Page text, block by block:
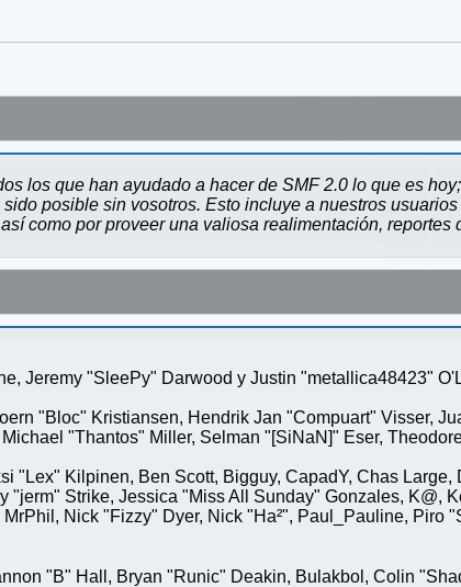
los que han ayudado a hacer de SMF 2.0 lo que es
posible sin vosotros. Esto incluye a nuestros
como por proveer una valiosa realimentación, reportes
Jeremy "SleePy" Darwood y Justin "metallica48423"
"Bloc" Kristiansen, Hendrik Jan "Compuart" Visser,
"Thantos" Miller, Selman "[SiNaN]" Eser,
"Lex" Kilpinen, Ben Scott, Bigguy, CapadY, Chas
"jerm" Strike, Jessica "Miss All Sunday" Gonzales, K@,
Nick "Fizzy" Dyer, Nick "Ha²", Paul_Pauline, Piro
"B" Hall, Bryan "Runic" Deakin, Bulakbol, Colin